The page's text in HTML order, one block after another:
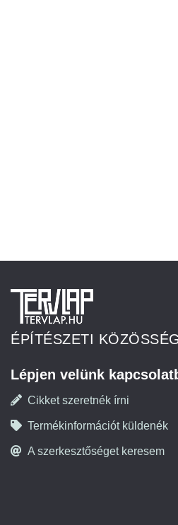
ÉPÍTÉSZETI
Lépjen velünk
Cikket szeretnék írni
Termékinformációt küldenék
A szerkesztőséget keresem